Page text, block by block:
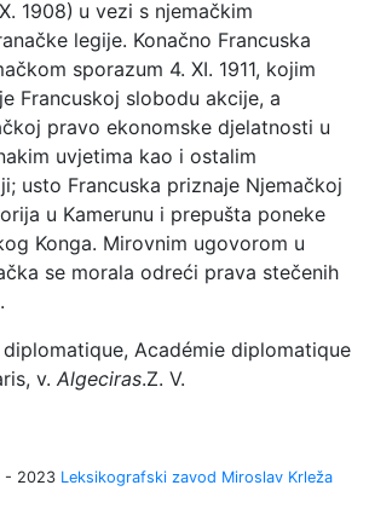
1908) u vezi s njemačkim
legije. Konačno Francuska
sporazum 4. XI. 1911, kojim
Francuskoj slobodu akcije, a
pravo ekonomske djelatnosti u
uvjetima kao i ostalim
usto Francuska priznaje Njemačkoj
u Kamerunu i prepušta poneke
Konga. Mirovnim ugovorom u
se morala odreći prava stečenih
diplomatique, Académie diplomatique
v. Algeciras.Z. V.
- 2023 Leksikografski zavod Miroslav Krleža